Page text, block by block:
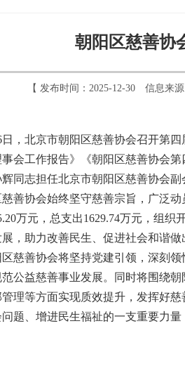
朝阳区慈善协
【 发布时间：2025-12-30 信息来
北京市朝阳区慈善协会召开第四
会工作报告》《朝阳区慈善协会
同志担任北京市朝阳区慈善协会副
协会始终坚守慈善宗旨，广泛动
万元，总支出1629.74万元，组
，助力改善民生、促进社会和谐做
善协会将坚持党建引领，深刻领
公益慈善事业发展。同时将围绕
理等方面实现质效提升，发挥好
题、增进民生福祉的一支重要力量